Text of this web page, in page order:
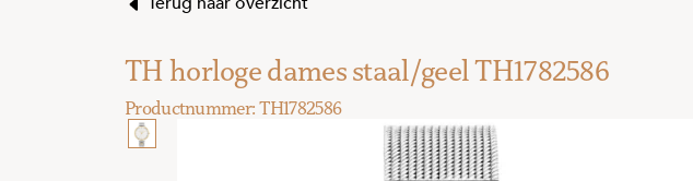
TH horloge dames staal/geel TH1782586